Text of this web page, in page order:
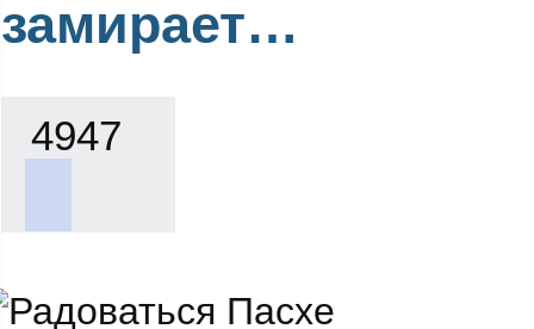
замирает…
4947